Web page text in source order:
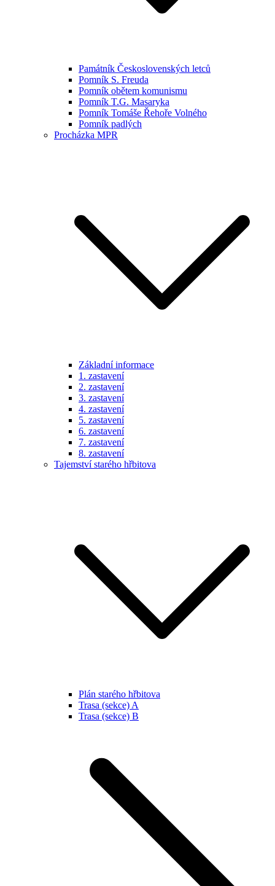
Památník Československých letců
Pomník S. Freuda
Pomník obětem komunismu
Pomník T.G. Masaryka
Pomník Tomáše Řehoře Volného
Pomník padlých
Procházka MPR
Základní informace
1. zastavení
2. zastavení
3. zastavení
4. zastavení
5. zastavení
6. zastavení
7. zastavení
8. zastavení
Tajemství starého hřbitova
Plán starého hřbitova
Trasa (sekce) A
Trasa (sekce) B